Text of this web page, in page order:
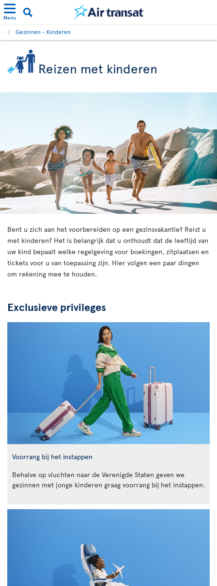
Menu
Gezinnen - Kinderen
Reizen met kinderen
Bent u zich aan het voorbereiden op een gezinsvakantie? Reist u
met kinderen? Het is belangrijk dat u onthoudt dat de leeftijd van
uw kind bepaalt welke regelgeving voor boekingen, zitplaatsen en
tickets voor u van toepassing zijn. Hier volgen een paar dingen
om rekening mee te houden.
Exclusieve privileges
Voorrang bij het instappen
Behalve op vluchten naar de Verenigde Staten geven we
gezinnen met jonge kinderen graag voorrang bij het instappen.